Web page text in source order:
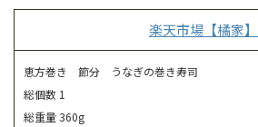
楽天市場【橘家】
恵方巻き 節分 うなぎの巻き寿司
総個数 1
総重量 360g